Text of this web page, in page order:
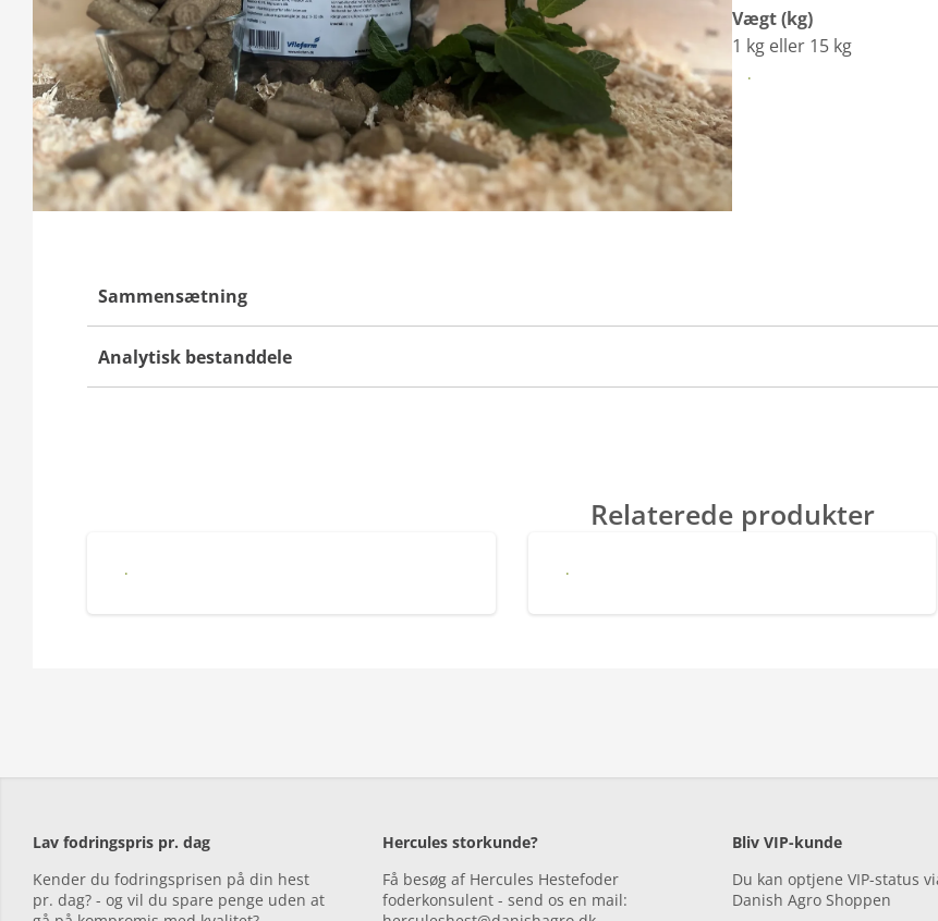
Vægt (kg)
1 kg eller 15 kg
KØB I WEBSHOP
Sammensætning
Analytisk bestanddele
Relaterede produkter
Hercules Treats with Carrot Hercules Treats With Apple
Lav fodringspris pr. dag
Kender du fodringsprisen på din hest
pr. dag? - og vil du spare penge uden at
Hercules storkunde?
Få besøg af Hercules Hestefoder
foderkonsulent - send os en mail:
Bliv VIP-kunde
Du kan optjene VIP-status
Danish Agro Shoppen